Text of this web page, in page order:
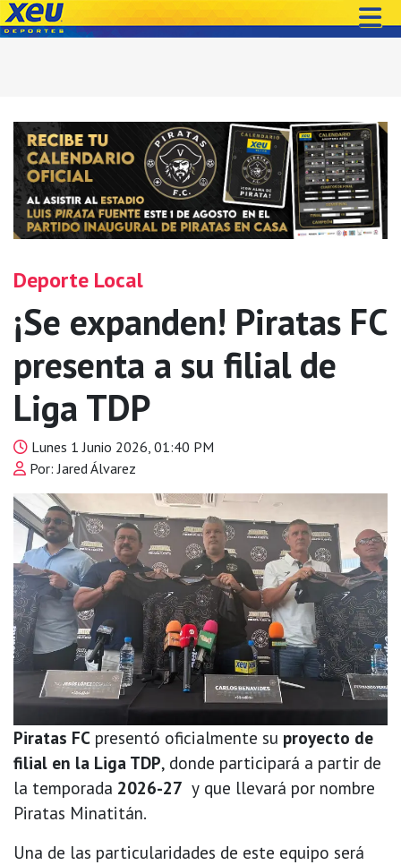
Deporte Local
¡Se expanden! Piratas FC
presenta a su filial de
Liga TDP
Lunes 1 Junio 2026, 01:40 PM
Por: Jared Álvarez
Piratas FC presentó oficialmente su proyecto de
filial en la Liga TDP, donde participará a partir de
la temporada 2026-27 y que llevará por nombre
Piratas Minatitán.
Una de las particularidades de este equipo será